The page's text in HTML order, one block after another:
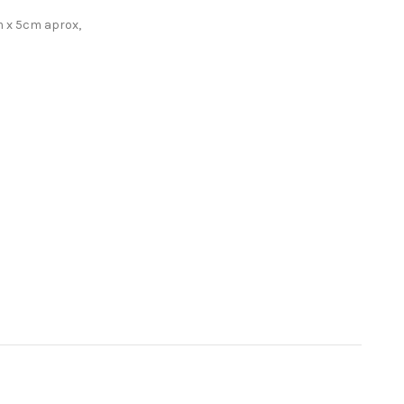
x 5cm aprox,